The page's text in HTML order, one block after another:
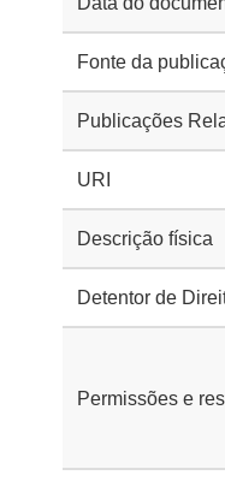
Fonte da
Publicações
URI
Descrição física
Detentor de
Permissões e